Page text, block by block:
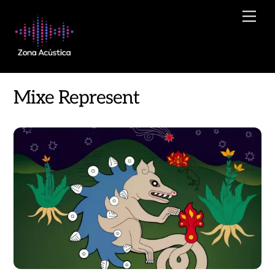
content
Mixe Represent